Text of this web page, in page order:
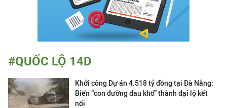
#QUỐC LỘ 14D
Khởi công Dự án 4.518 tỷ đồng tại Đà Nẵng:
Biến “con đường đau khổ” thành đại lộ kết
nối